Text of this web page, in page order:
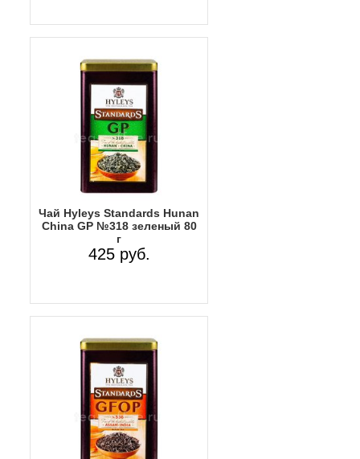
Чай Hyleys Standards Hunan
China GP №318 зеленый 80
г
425 руб.